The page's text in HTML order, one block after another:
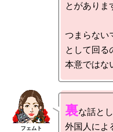
とがありま
つまらない
として回る
裏な話と
外国人によ